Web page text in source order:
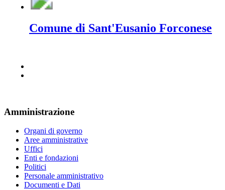
Comune di Sant'Eusanio Forconese
Amministrazione
Organi di governo
Aree amministrative
Uffici
Enti e fondazioni
Politici
Personale amministrativo
Documenti e Dati